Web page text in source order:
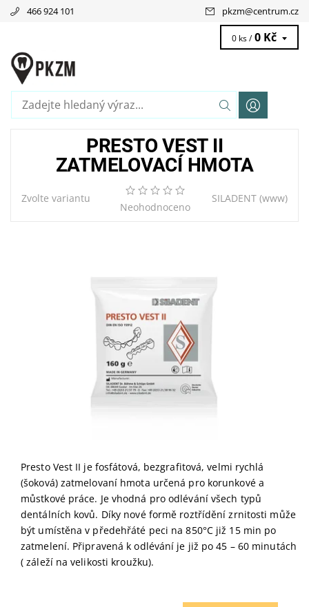
466 924 101 pkzm@centrum.cz
0 ks / 0 Kč
PRESTO VEST II
ZATMELOVACÍ HMOTA
Zvolte variantu
Neohodnoceno
SILADENT (www)
Presto Vest II je fosfátová, bezgrafitová, velmi rychlá
(šoková) zatmelovaní hmota určená pro korunkové a
můstkové práce. Je vhodná pro odlévání všech typů
dentálních kovů. Díky nové formě roztřídění zrnitosti může
být umístěna v předehřáté peci na 850°C již 15 min po
zatmelení. Připravená k odlévání je již po 45 – 60 minutách
( záleží na velikosti kroužku).